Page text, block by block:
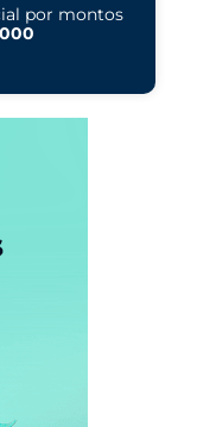
por montos